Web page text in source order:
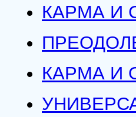
КАРМА И
КАРМА И